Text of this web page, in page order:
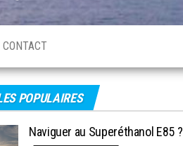
CONTACT
POPULAIRES
Naviguer au Superéthanol E85 ?